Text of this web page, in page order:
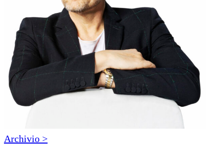
Archivio >